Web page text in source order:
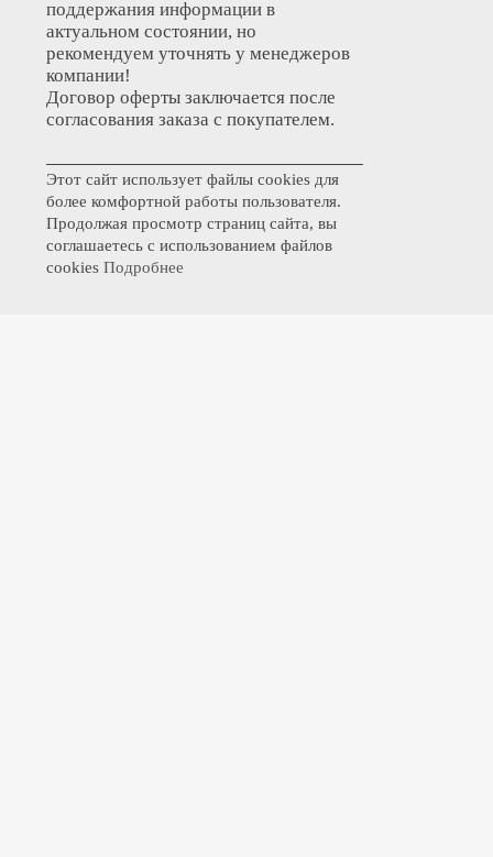
поддержания информации в
актуальном состоянии, но
рекомендуем уточнять у менеджеров
компании!
Договор оферты заключается после
согласования заказа с покупателем.
Этот сайт использует файлы cookies для
более комфортной работы пользователя.
Продолжая просмотр страниц сайта, вы
соглашаетесь с использованием файлов
cookies Подробнее